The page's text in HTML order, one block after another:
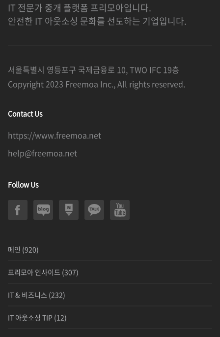
IT 전문가 중개 플랫폼 프리모아입니다.
안전한 IT 아웃소싱 문화를 선도하는 기업입니다.
서울특별시 영등포구 국제금융로 10, TWO IFC 19층
Copyright 2023 Freemoa Inc., All rights reserved.
Contact Us
https://www.freemoa.net
help@freemoa.net
Follow Us
메인 (920)
프리모아 인사이드 (307)
IT & 비즈니스 (232)
IT 아웃소싱 TIP (12)